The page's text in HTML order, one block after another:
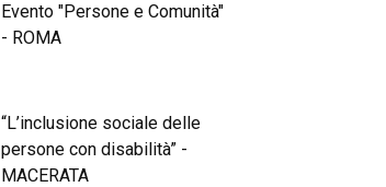
Evento "Persone e Comunità"
- ROMA
“L’inclusione sociale delle
persone con disabilità” -
MACERATA